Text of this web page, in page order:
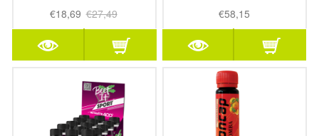
€18,69 €27,49 €58,15